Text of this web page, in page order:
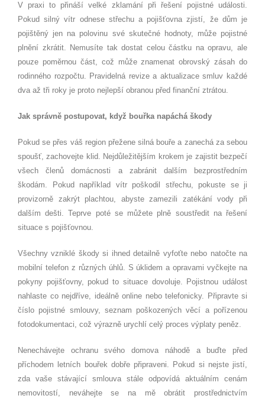
V praxi to přináší velké zklamání při řešení pojistné události.
Pokud silný vítr odnese střechu a pojišťovna zjistí, že dům je
pojištěný jen na polovinu své skutečné hodnoty, může pojistné
plnění zkrátit. Nemusíte tak dostat celou částku na opravu, ale
pouze poměrnou část, což může znamenat obrovský zásah do
rodinného rozpočtu. Pravidelná revize a aktualizace smluv každé
dva až tři roky je proto nejlepší obranou před finanční ztrátou.
Jak správně postupovat, když bouřka napáchá škody
Pokud se přes váš region přežene silná bouře a zanechá za sebou
spoušť, zachovejte klid. Nejdůležitějším krokem je zajistit bezpečí
všech členů domácnosti a zabránit dalším bezprostředním
škodám. Pokud například vítr poškodil střechu, pokuste se ji
provizorně zakrýt plachtou, abyste zamezili zatékání vody při
dalším dešti. Teprve poté se můžete plně soustředit na řešení
situace s pojišťovnou.
Všechny vzniklé škody si ihned detailně vyfoťte nebo natočte na
mobilní telefon z různých úhlů. S úklidem a opravami vyčkejte na
pokyny pojišťovny, pokud to situace dovoluje. Pojistnou událost
nahlaste co nejdříve, ideálně online nebo telefonicky. Připravte si
číslo pojistné smlouvy, seznam poškozených věcí a pořízenou
fotodokumentaci, což výrazně urychlí celý proces výplaty peněz.
Nenechávejte ochranu svého domova náhodě a buďte před
příchodem letních bouřek dobře připraveni. Pokud si nejste jistí,
zda vaše stávající smlouva stále odpovídá aktuálním cenám
nemovitostí, neváhejte se na mě obrátit prostřednictvím